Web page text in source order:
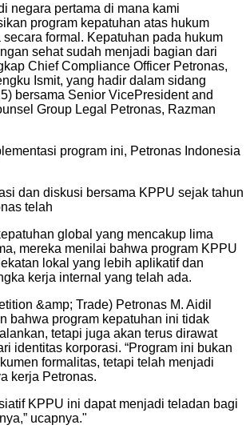
negara pertama di mana kami
program kepatuhan atas hukum
formal. Kepatuhan pada hukum
sehat sudah menjadi bagian dari
Chief Compliance Officer Petronas,
Ismit, yang hadir dalam sidang
bersama Senior VicePresident and
Group Legal Petronas, Razman
program ini, Petronas Indonesia
dan diskusi bersama KPPU sejak tahun
telah
global yang mencakup lima
mereka menilai bahwa program KPPU
lokal yang lebih aplikatif dan
kerja internal yang telah ada.
&amp; Trade) Petronas M. Aidil
bahwa program kepatuhan ini tidak
tetapi juga akan terus dirawat
identitas korporasi. “Program ini bukan
formalitas, tetapi telah menjadi
kerja Petronas.
KPPU ini dapat menjadi teladan bagi
ucapnya."